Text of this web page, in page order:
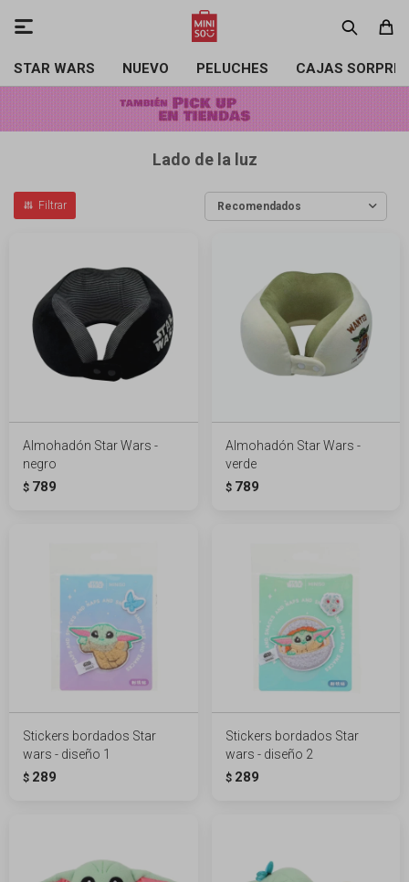
STAR WARS NUEVO PELUCHES CAJAS

Lado de la luz
Recomendados
Almohadón Star Wars -
negro
$ 789
Almohadón Star Wars -
verde
$ 789
Stickers bordados Star
wars - diseño 1
$ 289
Stickers bordados Star
wars - diseño 2
$ 289